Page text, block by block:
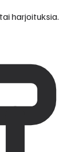
harjoituksia.